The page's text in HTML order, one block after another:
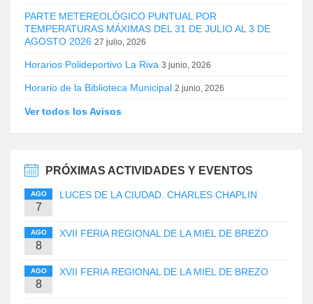
PARTE METEREOLÓGICO PUNTUAL POR
TEMPERATURAS MÁXIMAS DEL 31 DE JULIO AL 3 DE
AGOSTO 2026 27 julio, 2026
Horarios Polideportivo La Riva 3 junio, 2026
Horario de la Biblioteca Municipal 2 junio, 2026
Ver todos los Avisos
PRÓXIMAS ACTIVIDADES Y EVENTOS
AGO
7
LUCES DE LA CIUDAD. CHARLES CHAPLIN
AGO
8
XVII FERIA REGIONAL DE LA MIEL DE BREZO
AGO
8
XVII FERIA REGIONAL DE LA MIEL DE BREZO